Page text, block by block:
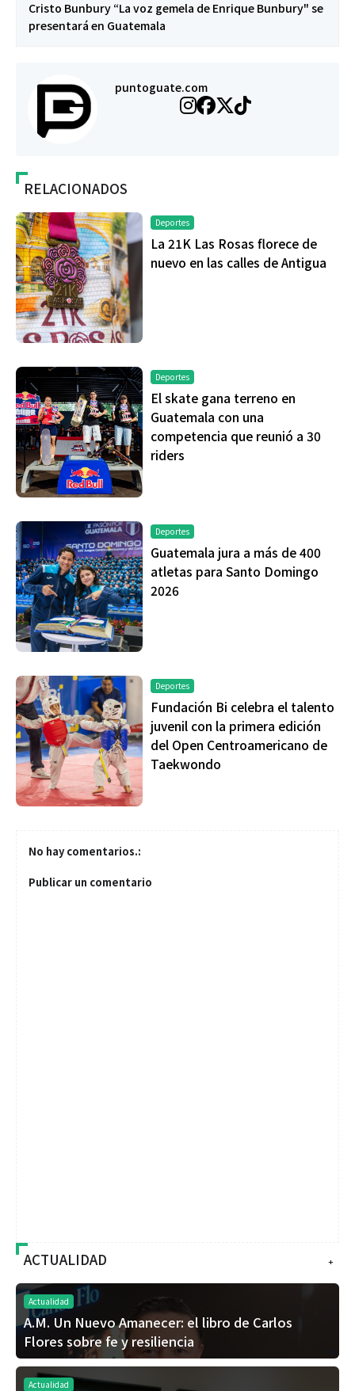
Cristo Bunbury “La voz gemela de Enrique Bunbury" se
presentará en Guatemala
puntoguate.com
RELACIONADOS
Deportes
La 21K Las Rosas florece de
nuevo en las calles de Antigua
Deportes
El skate gana terreno en
Guatemala con una
competencia que reunió a 30
riders
Deportes
Guatemala jura a más de 400
atletas para Santo Domingo
2026
Deportes
Fundación Bi celebra el talento
juvenil con la primera edición
del Open Centroamericano de
Taekwondo
No hay comentarios.:
Publicar un comentario
+
ACTUALIDAD
Actualidad
A.M. Un Nuevo Amanecer: el libro de Carlos
Flores sobre fe y resiliencia
Actualidad